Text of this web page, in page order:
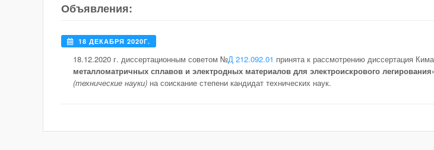
Объявления:
18 ДЕКАБРЯ 2020Г.
18.12.2020 г. диссертационным советом №Д 212.092.01 принята к рассмотрению диссертация
металломатричных сплавов и электродных материалов для электроискрового
(технические науки) на соискание степени кандидат технических наук.